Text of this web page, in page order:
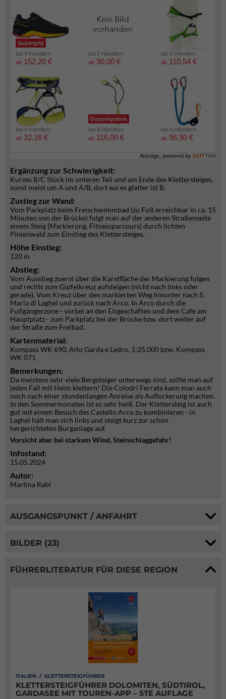
Supergrip
bei 4 Händlern
ab 152,20 €
bei 2 Händlern
ab 90,00 €
bei 4 Händlern
ab 110,54 €
bei 4 Händlern
ab 32,16 €
Doppelgelenk
bei 8 Händlern
ab 116,00 €
bei 4 Händlern
ab 96,90 €
Anzeige, powered by OUTTRA
Ergänzung zur Schwierigkeit:
Kurzes B/C Stück im unteren Teil und am Ende des Klettersteiges,
sonst meist um A und A/B, dort wo es glatter ist B.
Zustieg zur Wand:
Vom Parkplatz beim Freischwimmbad (zu Fuß erreichbar in ca. 15
Minuten von der Brücke) folgt man auf der anderen Straßenseite
einem Steig (Markierung, Fitnessparcours) durch lichten
Pinienwald zum Einstieg des Klettersteiges.
Höhe Einstieg:
120 m
Abstieg:
Vom Ausstieg zuerst über die Karstfläche der Markierung folgen
und rechts zum Gipfelkreuz aufsteigen (nicht nach links oder
gerade). Vom Kreuz über den markierten Weg hinunter nach S.
Maria di Laghel und zurück nach Arco. In Arco durch die
Fußgängerzone - vorbei an den Eisgeschäften und dem Cafe am
Hauptplatz - zum Parkplatz bei der Brücke bzw. dort weiter auf
der Straße zum Freibad.
Kartenmaterial:
Kompass WK 690, Alto Garda e Ledro, 1:25.000 bzw. Kompass
WK 071
Bemerkungen:
Da meistens sehr viele Bergsteiger unterwegs sind, sollte man auf
jeden Fall mit Helm klettern! Die Colodri Ferrata kann man auch
noch nach einer stundenlangen Anreise als Auflockerung machen.
In den Sommermonaten ist es sehr heiß. Der Klettersteig ist auch
gut mit einem Besuch des Castello Arco zu kombinieren - in
Laghel hält man sich links und steigt kurz zur schön
hergerichteten Burganlage auf.
Vorsicht aber bei starkem Wind, Steinschlaggefahr!
Infostand:
15.05.2024
Autor:
Martina Rabl
AUSGANGSPUNKT / ANFAHRT
BILDER (23)
FÜHRERLITERATUR FÜR DIESE REGION
ITALIEN / KLETTERSTEIGFÜHRER
KLETTERSTEIGFÜHRER DOLOMITEN, SÜDTIROL,
GARDASEE MIT TOUREN-APP – 5TE AUFLAGE